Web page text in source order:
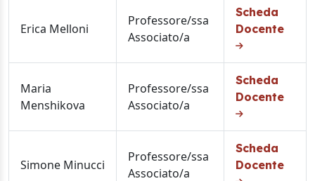
Erica Melloni
Professore/ssa
Associato/a
Scheda
Docente
Maria
Menshikova
Professore/ssa
Associato/a
Scheda
Docente
Simone Minucci
Professore/ssa
Associato/a
Scheda
Docente